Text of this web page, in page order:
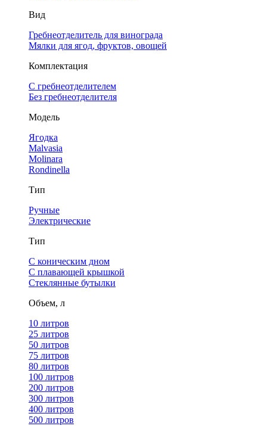
Вид
Гребнеотделитель для винограда
Мялки для ягод, фруктов, овощей
Комплектация
С гребнеотделителем
Без гребнеотделителя
Модель
Ягодка
Malvasia
Molinara
Rondinella
Тип
Ручные
Электрические
Тип
С коническим дном
С плавающей крышкой
Стеклянные бутылки
Объем, л
10 литров
25 литров
50 литров
75 литров
80 литров
100 литров
200 литров
300 литров
400 литров
500 литров